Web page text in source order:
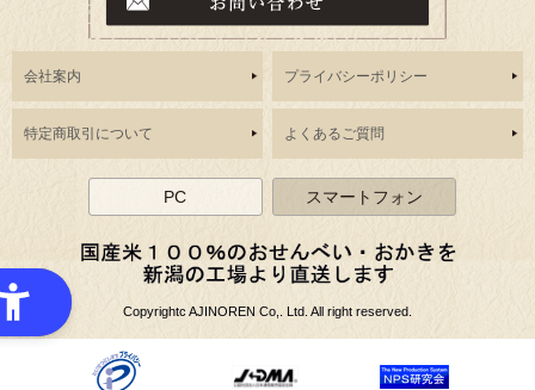
会社案内 プライバシーポリシー
特定商取引について よくあるご質問
PC スマートフォン
Copyrightc AJINOREN Co,. Ltd. All right reserved.